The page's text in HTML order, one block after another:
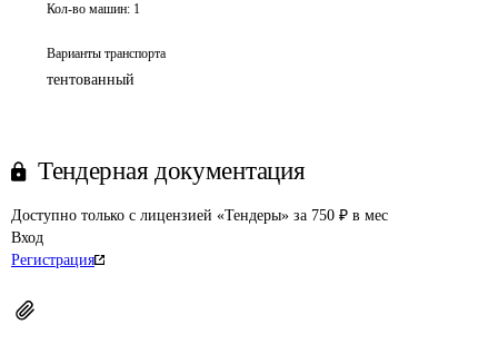
Кол-во машин: 1
Варианты транспорта
тентованный
Тендерная документация
Доступно только с лицензией «Тендеры» за 750 ₽ в мес
Вход
Регистрация